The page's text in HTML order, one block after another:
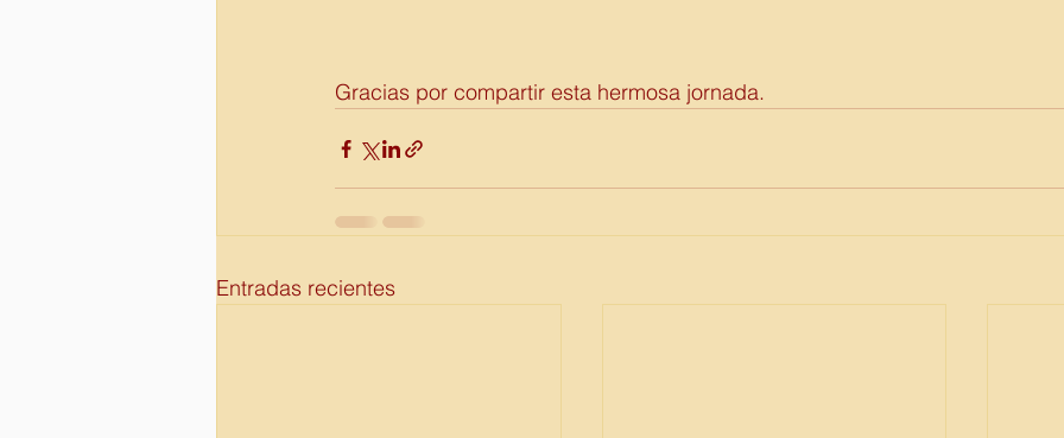
Gracias por compartir esta hermosa jornada.
Entradas recientes